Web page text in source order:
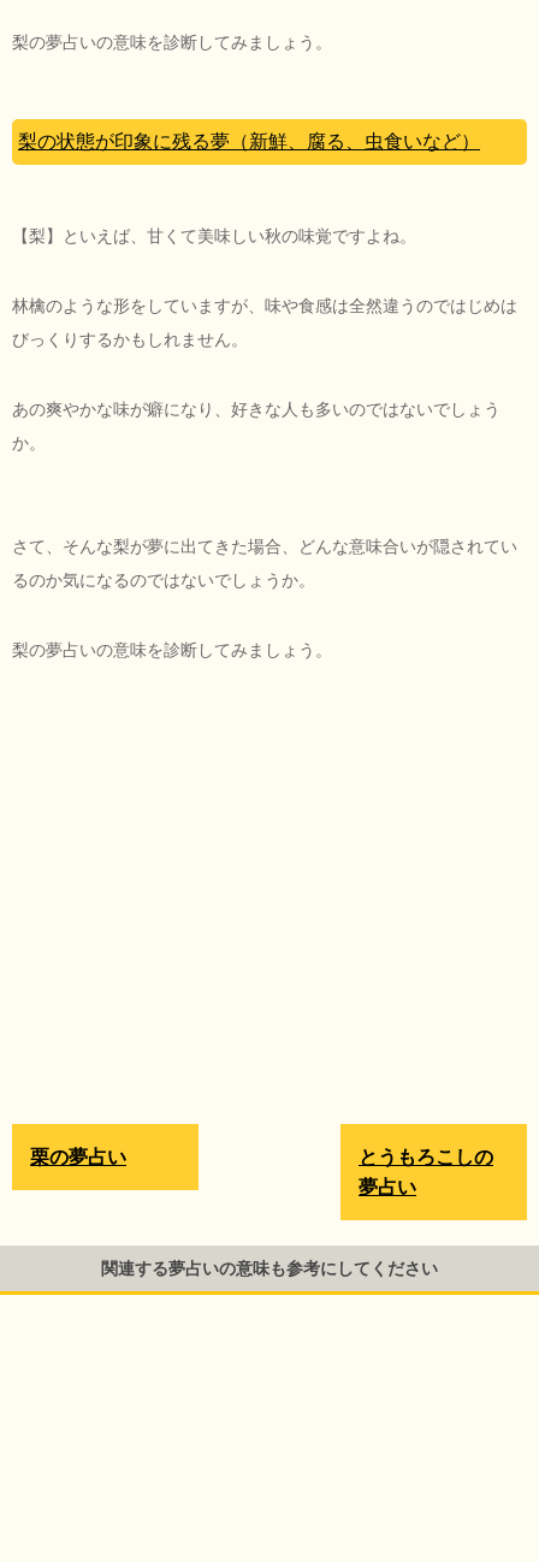
梨の夢占いの意味を診断してみましょう。
梨の状態が印象に残る夢（新鮮、腐る、虫食いなど）
【梨】といえば、甘くて美味しい秋の味覚ですよね。
林檎のような形をしていますが、味や食感は全然違うのではじめは
びっくりするかもしれません。
あの爽やかな味が癖になり、好きな人も多いのではないでしょう
か。
さて、そんな梨が夢に出てきた場合、どんな意味合いが隠されてい
るのか気になるのではないでしょうか。
梨の夢占いの意味を診断してみましょう。
とうもろこしの
夢占い
栗の夢占い
関連する夢占いの意味も参考にしてください